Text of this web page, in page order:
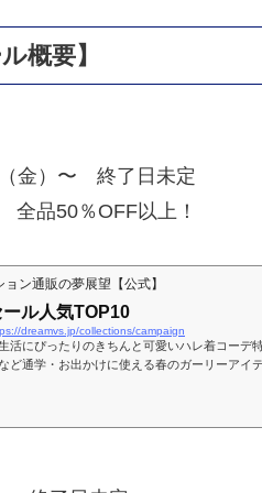
概要】
金）〜 終了日未定
品50％OFF以上！
ン通販の夢展望【公式】
ール人気TOP10
dreamvs.jp/collections/campaign
活にぴったりのきちんと可愛いハレ着コーデ
など通学・お出かけに使える春のガーリーアイ